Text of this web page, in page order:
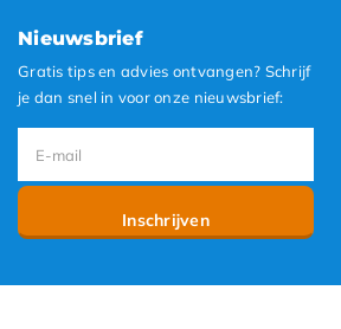
Nieuwsbrief
Gratis tips en advies ontvangen? Schrijf
je dan snel in voor onze nieuwsbrief:
Inschrijven